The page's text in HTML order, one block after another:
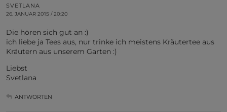
SVETLANA
26. JANUAR 2015 / 20:20
Die hören sich gut an :)
ich liebe ja Tees aus, nur trinke ich meistens Kräutertee aus
Kräutern aus unserem Garten :)
Liebst
Svetlana
ANTWORTEN